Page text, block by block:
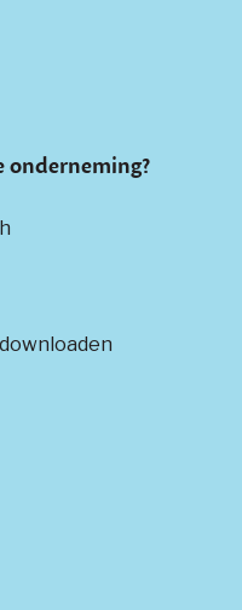
onderneming?